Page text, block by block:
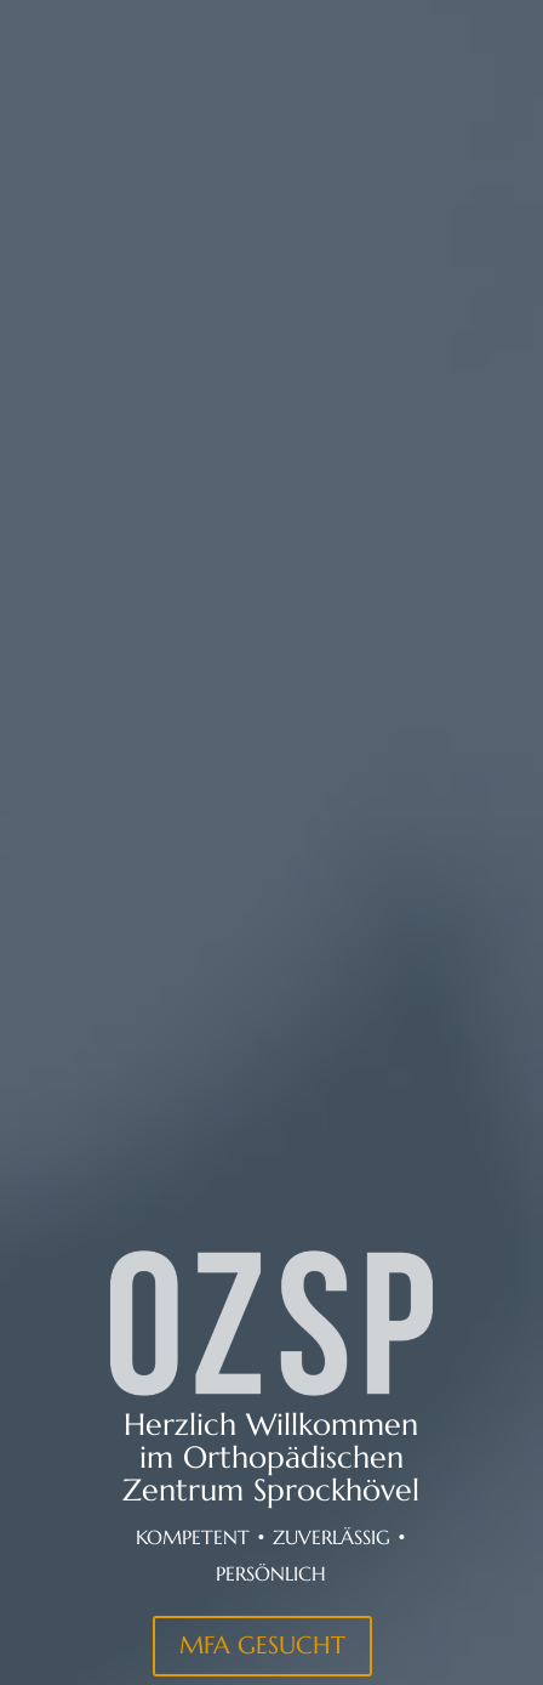
Herzlich Willkommen
im Orthopädischen
Zentrum Sprockhövel
KOMPETENT • ZUVERLÄSSIG •
PERSÖNLICH
MFA GESUCHT